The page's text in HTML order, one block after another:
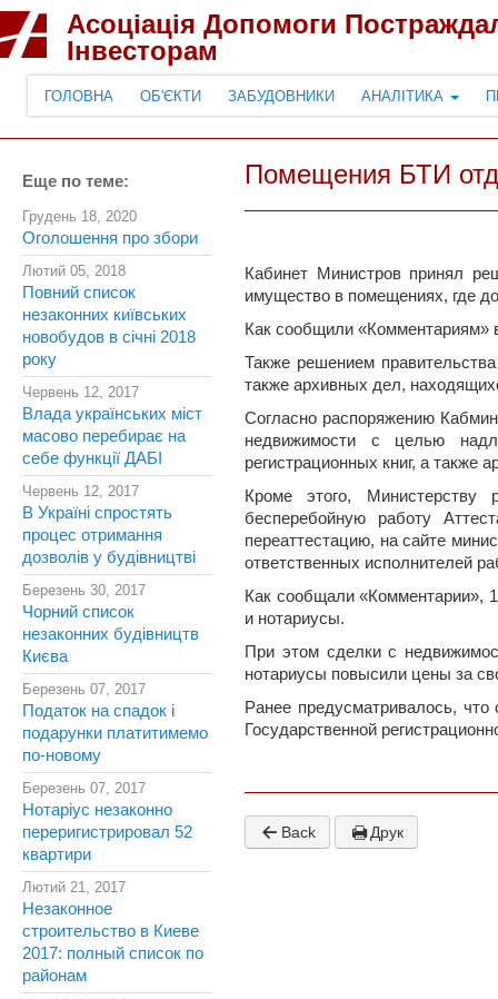
Асоціація Допомоги
Інвесторам
ГОЛОВНА ОБ'ЄКТИ ЗАБУДОВНИКИ АНАЛІТИКА
Еще по теме:
Грудень 18, 2020
Оголошення про збори
Лютий 05, 2018
Повний список
незаконних київських
новобудов в січні 2018
року
Червень 12, 2017
Влада українських міст
масово перебирає на
себе функції ДАБІ
Червень 12, 2017
В Україні спростять
процес отримання
дозволів у будівництві
Березень 30, 2017
Чорний список
незаконних будівництв
Києва
Березень 07, 2017
Податок на спадок і
подарунки платитимемо
по-новому
Березень 07, 2017
Нотаріус незаконно
переригистрировал 52
квартири
Лютий 21, 2017
Незаконное
строительство в Киеве
2017: полный список по
районам
Помещения БТИ
Кабинет Министров принял
имущество в помещениях, где
Как сообщили «Комментариям»
Также решением
также архивных дел,
Согласно распоряжению
недвижимости с целью
регистрационных книг, а также
Кроме этого, Министерству
бесперебойную работу
переаттестацию, на сайте
ответственных исполнителей
Как сообщали «Комментарии»,
и нотариусы.
При этом сделки с
нотариусы повысили цены за
Ранее предусматривалось,
Государственной
Back Друк